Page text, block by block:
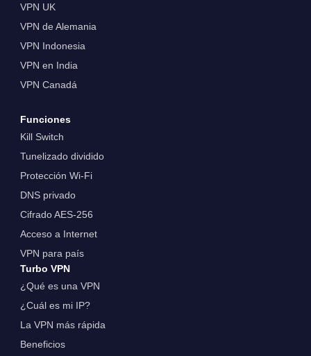
VPN UK
VPN de Alemania
VPN Indonesia
VPN en India
VPN Canadá
Funciones
Kill Switch
Tunelizado dividido
Protección Wi-Fi
DNS privado
Cifrado AES-256
Acceso a Internet
VPN para país
Turbo VPN
¿Qué es una VPN
¿Cuál es mi IP?
La VPN más rápida
Beneficios